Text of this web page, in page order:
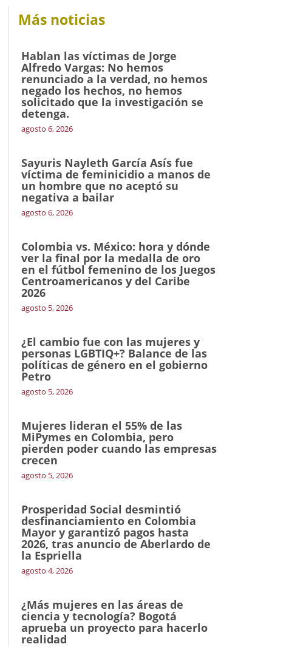
Más noticias
Hablan las víctimas de Jorge
Alfredo Vargas: No hemos
renunciado a la verdad, no hemos
negado los hechos, no hemos
solicitado que la investigación se
detenga.
agosto 6, 2026
Sayuris Nayleth García Asís fue
víctima de feminicidio a manos de
un hombre que no aceptó su
negativa a bailar
agosto 6, 2026
Colombia vs. México: hora y dónde
ver la final por la medalla de oro
en el fútbol femenino de los Juegos
Centroamericanos y del Caribe
2026
agosto 5, 2026
¿El cambio fue con las mujeres y
personas LGBTIQ+? Balance de las
políticas de género en el gobierno
Petro
agosto 5, 2026
Mujeres lideran el 55% de las
MiPymes en Colombia, pero
pierden poder cuando las empresas
crecen
agosto 5, 2026
Prosperidad Social desmintió
desfinanciamiento en Colombia
Mayor y garantizó pagos hasta
2026, tras anuncio de Aberlardo de
la Espriella
agosto 4, 2026
¿Más mujeres en las áreas de
ciencia y tecnología? Bogotá
aprueba un proyecto para hacerlo
realidad